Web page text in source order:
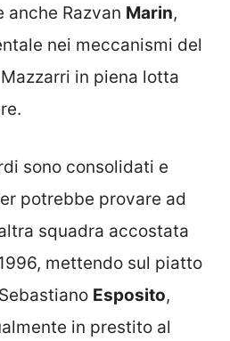
Razvan Marin,
nei meccanismi del
in piena lotta
sono consolidati e
potrebbe provare ad
squadra accostata
mettendo sul piatto
Esposito,
in prestito al